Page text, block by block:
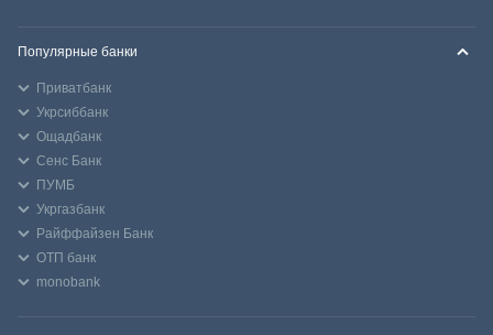
Популярные банки
Приватбанк
Укрсиббанк
Ощадбанк
Сенс Банк
ПУМБ
Укргазбанк
Райффайзен Банк
ОТП банк
monobank